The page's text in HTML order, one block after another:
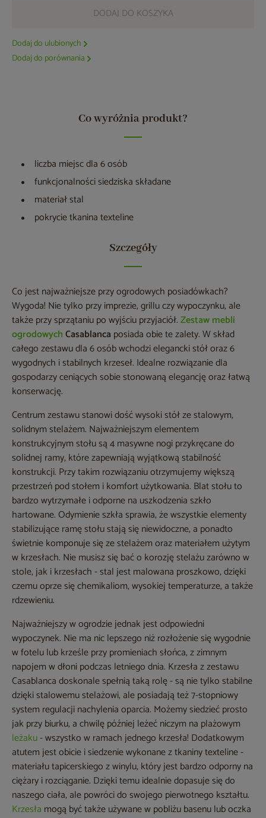
DODAJ DO KOSZYKA
Dodaj do ulubionych
Dodaj do porównania
Co wyróżnia produkt?
liczba miejsc dla 6 osób
funkcjonalności siedziska składane
materiał stal
pokrycie tkanina texteline
Szczegóły
Co jest najważniejsze przy ogrodowych posiadówkach?
Wygoda! Nie tylko przy imprezie, grillu czy wypoczynku, ale
także przy sprzątaniu po wyjściu przyjaciół.Zestaw mebli
ogrodowychCasablanca posiada obie te zalety. W skład
całego zestawu dla 6 osób wchodzi elegancki stół oraz 6
wygodnych i stabilnych krzeseł. Idealne rozwiązanie dla
gospodarzy ceniących sobie stonowaną elegancję oraz łatwą
konserwację.
Centrum zestawu stanowi dość wysoki stół ze stalowym,
solidnym stelażem. Najważniejszym elementem
konstrukcyjnym stołu są 4 masywne nogi przykręcane do
solidnej ramy, które zapewniają wyjątkową stabilność
konstrukcji. Przy takim rozwiązaniu otrzymujemy większą
przestrzeń pod stołem i komfort użytkowania. Blat stołu to
bardzo wytrzymałe i odporne na uszkodzenia szkło
hartowane. Odymienie szkła sprawia, że wszystkie elementy
stabilizujące ramę stołu stają się niewidoczne, a ponadto
świetnie komponuje się ze stelażem oraz materiałem użytym
w krzesłach. Nie musisz się bać o korozję stelażu zarówno w
stole, jak i krzesłach - stal jest malowana proszkowo, dzięki
czemu oprze się chemikaliom, wysokiej temperaturze, a także
rdzewieniu.
Najważniejszy w ogrodzie jednak jest odpowiedni
wypoczynek. Nie ma nic lepszego niż rozłożenie się wygodnie
w fotelu lub krześle przy promieniach słońca, z zimnym
napojem w dłoni podczas letniego dnia. Krzesła z zestawu
Casablanca doskonale spełnią taką rolę - są nie tylko stabilne
dzięki stalowemu stelażowi, ale posiadają też 7-stopniowy
system regulacji nachylenia oparcia. Możemy siedzieć prosto
jak przy biurku, a chwilę później leżeć niczym na plażowym
leżaku- wszystko w ramach jednego krzesła! Dodatkowym
atutem jest obicie i siedzenie wykonane z tkaniny texteline -
materiału tapicerskiego z winylu, który jest bardzo odporny na
ciężary i rozciąganie. Dzięki temu idealnie dopasuje się do
naszego ciała, ale powróci do swojego pierwotnego kształtu.
Krzesła mogą być także używane w pobliżu basenu lub oczka